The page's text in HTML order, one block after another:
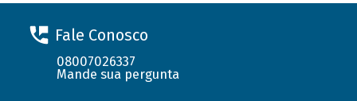
Fale Conosco
08007026337
Mande sua pergunta